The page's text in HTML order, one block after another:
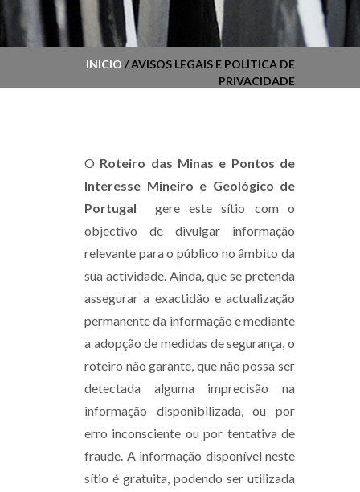
INICIO / AVISOS LEGAIS E POLÍTICA DE
PRIVACIDADE
O Roteiro das Minas e Pontos de
Interesse Mineiro e Geológico de
Portugal gere este sítio com o
objectivo de divulgar informação
relevante para o público no âmbito da
sua actividade. Ainda, que se pretenda
assegurar a exactidão e actualização
permanente da informação e mediante
a adopção de medidas de segurança, o
roteiro não garante, que não possa ser
detectada alguma imprecisão na
informação disponibilizada, ou por
erro inconsciente ou por tentativa de
fraude. A informação disponível neste
sítio é gratuita, podendo ser utilizada